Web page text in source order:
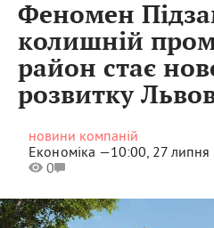
Феномен
колишній
район стає
розвитку
новини компаній
Економіка —10:00, 27 липня
0